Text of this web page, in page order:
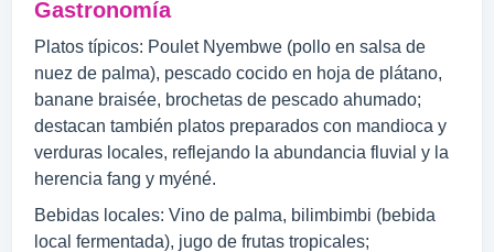
Gastronomía
Platos típicos: Poulet Nyembwe (pollo en salsa de
nuez de palma), pescado cocido en hoja de plátano,
banane braisée, brochetas de pescado ahumado;
destacan también platos preparados con mandioca y
verduras locales, reflejando la abundancia fluvial y la
herencia fang y myéné.
Bebidas locales: Vino de palma, bilimbimbi (bebida
local fermentada), jugo de frutas tropicales;